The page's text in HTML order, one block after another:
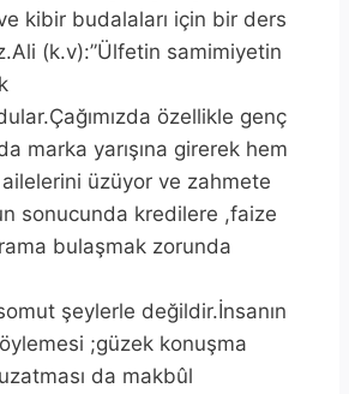
kibir budalaları için bir ders
(k.v):”Ülfetin samimiyetin
özellikle genç
marka yarışına girerek hem
üzüyor ve zahmete
sonucunda kredilere ,faize
bulaşmak zorunda
şeylerle değildir.İnsanın
;güzek konuşma
da makbûl